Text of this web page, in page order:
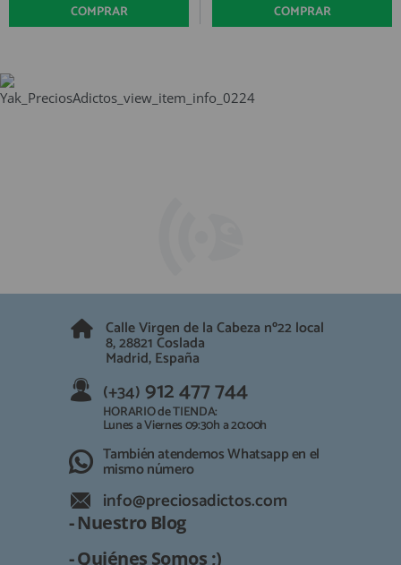
COMPRAR COMPRAR
Calle Virgen de la Cabeza nº22 local
8, 28821 Coslada
Madrid, España
(+34) 912 477 744
HORARIO de TIENDA:
Lunes a Viernes 09:30h a 20:00h
También atendemos Whatsapp en el
mismo número
info@preciosadictos.com
- Nuestro Blog
- Quiénes Somos ;)